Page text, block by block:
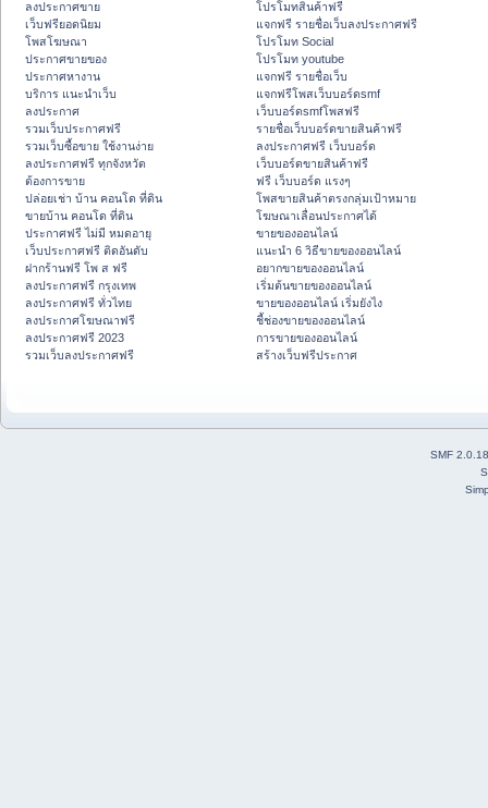
ลงประกาศขาย
เว็บฟรียอดนิยม
โพสโฆษณา
ประกาศขายของ
ประกาศหางาน
บริการ แนะนำเว็บ
ลงประกาศ
รวมเว็บประกาศฟรี
รวมเว็บซื้อขาย ใช้งานง่าย
ลงประกาศฟรี ทุกจังหวัด
ต้องการขาย
ปล่อยเช่า บ้าน คอนโด ที่ดิน
ขายบ้าน คอนโด ที่ดิน
ประกาศฟรี ไม่มี หมดอายุ
เว็บประกาศฟรี ติดอันดับ
ฝากร้านฟรี โพ ส ฟรี
ลงประกาศฟรี กรุงเทพ
ลงประกาศฟรี ทั่วไทย
ลงประกาศโฆษณาฟรี
ลงประกาศฟรี 2023
รวมเว็บลงประกาศฟรี
โปรโมทสินค้าฟรี
แจกฟรี รายชื่อเว็บลงประกาศฟรี
โปรโมท Social
โปรโมท youtube
แจกฟรี รายชื่อเว็บ
แจกฟรีโพสเว็บบอร์ดsmf
เว็บบอร์ดsmfโพสฟรี
รายชื่อเว็บบอร์ดขายสินค้าฟรี
ลงประกาศฟรี เว็บบอร์ด
เว็บบอร์ดขายสินค้าฟรี
ฟรี เว็บบอร์ด แรงๆ
โพสขายสินค้าตรงกลุ่มเป้าหมาย
โฆษณาเลื่อนประกาศได้
ขายของออนไลน์
แนะนำ 6 วิธีขายของออนไลน์
อยากขายของออนไลน์
เริ่มต้นขายของออนไลน์
ขายของออนไลน์ เริ่มยังไง
ชี้ช่องขายของออนไลน์
การขายของออนไลน์
สร้างเว็บฟรีประกาศ
SMF 2.0.18